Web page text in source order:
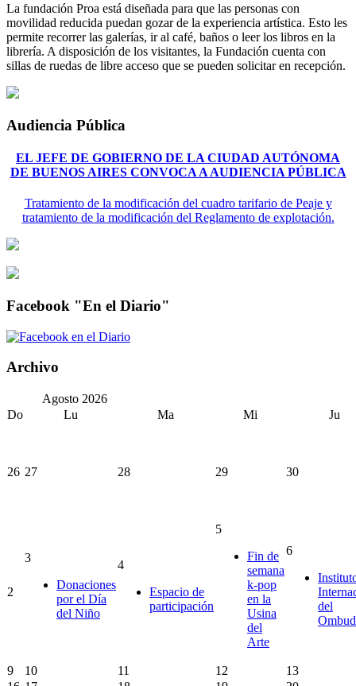
La fundación Proa está diseñada para que las personas con
movilidad reducida puedan gozar de la experiencia artística. Esto les
permite recorrer las galerías, ir al café, baños o leer los libros en la
librería. A disposición de los visitantes, la Fundación cuenta con
sillas de ruedas de libre acceso que se pueden solicitar en recepción.
Audiencia Pública
EL JEFE DE GOBIERNO DE LA CIUDAD AUTÓNOMA
DE BUENOS AIRES CONVOCA A AUDIENCIA PÚBLICA
Tratamiento de la modificación del cuadro tarifario de Peaje y
tratamiento de la modificación del Reglamento de explotación.
Facebook "En el Diario"
Archivo
Agosto 2026
Do
Lu Ma Mi Ju
26 27 28 29 30
2
3
Donaciones
por el Día
del Niño
4
Espacio de
participación
5
Fin de
semana
k-pop
en la
Usina
del
Arte
6
del
9 10 11 12
13